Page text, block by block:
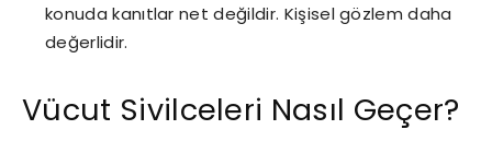
konuda kanıtlar net değildir. Kişisel gözlem daha
değerlidir.
Vücut Sivilceleri Nasıl Geçer?